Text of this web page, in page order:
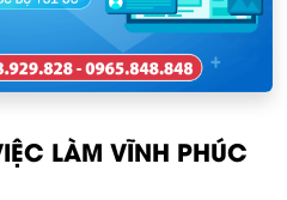
LÀM VĨNH PHÚC